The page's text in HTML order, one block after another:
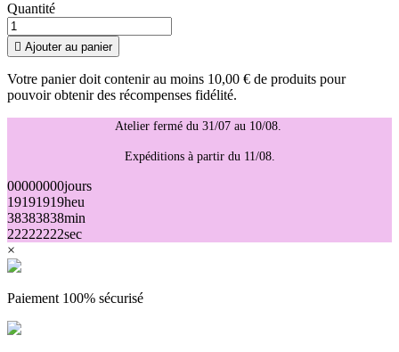
Quantité
 Ajouter au panier
Votre panier doit contenir au moins 10,00 € de produits pour
pouvoir obtenir des récompenses fidélité.
Atelier fermé du 31/07 au 10/08.
Expéditions à partir du 11/08.
00000000jours
19191919heu
38383838min
22222222sec
×
Paiement 100% sécurisé